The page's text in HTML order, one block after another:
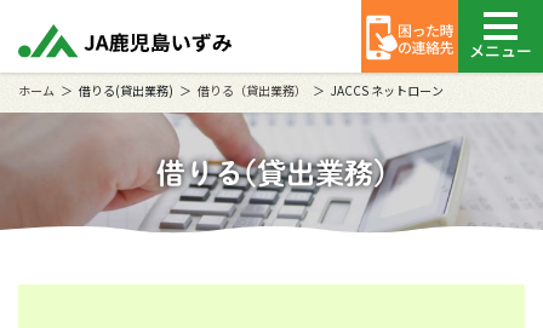
メニュー
ホーム 借りる(貸出業務) 借りる（貸出業務） JACCS ネットローン
借りる(貸出業務)